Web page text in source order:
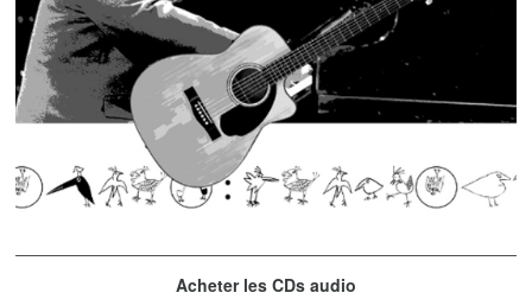
Thelonious MonkAcheter les CDs audio